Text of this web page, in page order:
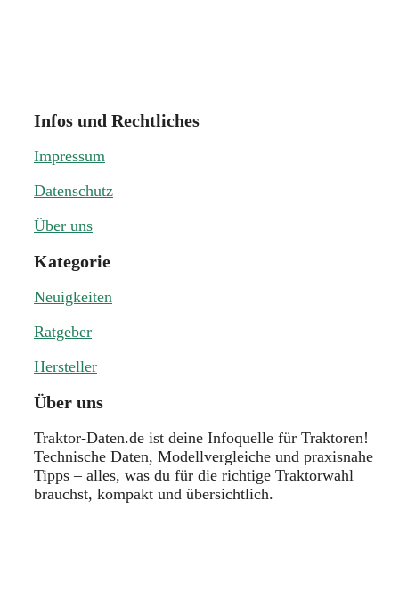
Infos und Rechtliches
Impressum
Datenschutz
Über uns
Kategorie
Neuigkeiten
Ratgeber
Hersteller
Über uns
Traktor-Daten.de ist deine Infoquelle für Traktoren!
Technische Daten, Modellvergleiche und praxisnahe
Tipps – alles, was du für die richtige Traktorwahl
brauchst, kompakt und übersichtlich.